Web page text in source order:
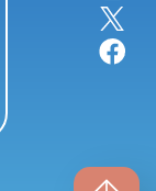
X
facebook